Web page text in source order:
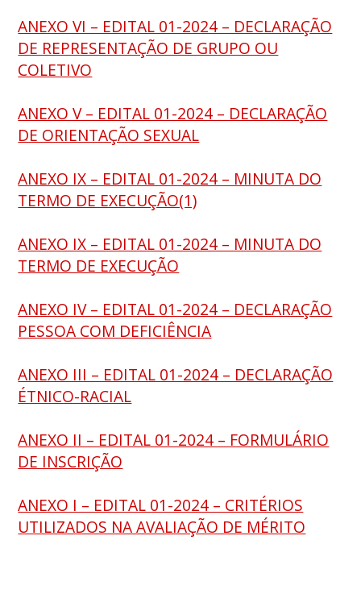
ANEXO VI – EDITAL 01-2024 – DECLARAÇÃO
DE REPRESENTAÇÃO DE GRUPO OU
COLETIVO
ANEXO V – EDITAL 01-2024 – DECLARAÇÃO
DE ORIENTAÇÃO SEXUAL
ANEXO IX – EDITAL 01-2024 – MINUTA DO
TERMO DE EXECUÇÃO(1)
ANEXO IX – EDITAL 01-2024 – MINUTA DO
TERMO DE EXECUÇÃO
ANEXO IV – EDITAL 01-2024 – DECLARAÇÃO
PESSOA COM DEFICIÊNCIA
ANEXO III – EDITAL 01-2024 – DECLARAÇÃO
ÉTNICO-RACIAL
ANEXO II – EDITAL 01-2024 – FORMULÁRIO
DE INSCRIÇÃO
ANEXO I – EDITAL 01-2024 – CRITÉRIOS
UTILIZADOS NA AVALIAÇÃO DE MÉRITO